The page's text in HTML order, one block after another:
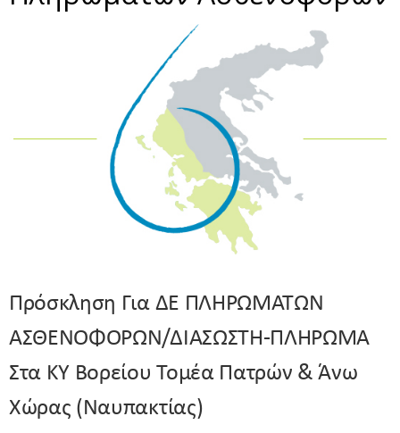
Πρόσκληση Για ΔΕ ΠΛΗΡΩΜΑΤΩΝ
ΑΣΘΕΝΟΦΟΡΩΝ/ΔΙΑΣΩΣΤΗ-ΠΛΗΡΩΜΑ
Στα ΚΥ Βορείου Τομέα Πατρών & Άνω
Χώρας (Ναυπακτίας)